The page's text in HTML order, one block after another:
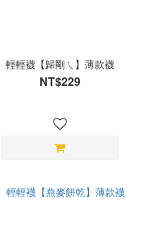
輕輕襪【歸剛ㄟ】薄款襪
NT$229